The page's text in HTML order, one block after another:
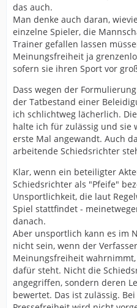
das auch.
Man denke auch daran,
einzelne Spieler, die
Trainer gefallen lassen
Meinungsfreiheit ja
sofern sie ihren Sport vor
Dass wegen der
der Tatbestand einer
ich schlichtweg lächerlich.
halte ich für zulässig und sie
erste Mal angewandt. Auch
arbeitende Schiedsrichter
Klar, wenn ein beteiligter
Schiedsrichter als "Pfeife"
Unsportlichkeit, die laut
Spiel stattfindet -
danach.
Aber unsportlich kann es im
nicht sein, wenn der
Meinungsfreiheit
dafür steht. Nicht die
angegriffen, sondern deren
bewertet. Das ist zulässig.